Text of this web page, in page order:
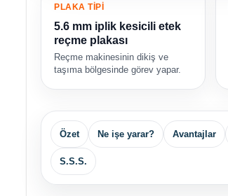
PLAKA TİPİ
5.6 mm iplik kesicili etek
reçme plakası
Reçme makinesinin dikiş ve
taşıma bölgesinde görev yapar.
Özet Ne işe yarar? Avantajlar
S.S.S.